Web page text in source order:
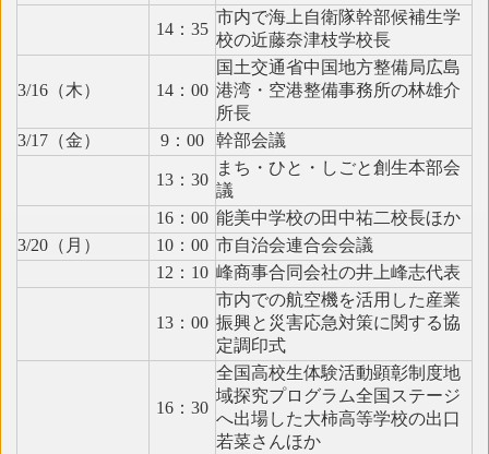
14：35
市内で海上自衛隊幹部候補生学
校の近藤奈津枝学校長
3/16（木） 14：00
国土交通省中国地方整備局広島
港湾・空港整備事務所の林雄介
所長
3/17（金）
9：00 幹部会議
13：30
まち・ひと・しごと創生本部会
議
16：00 能美中学校の田中祐二校長ほか
3/20（月）
10：00 市自治会連合会会議
12：10 峰商事合同会社の井上峰志代表
13：00
市内での航空機を活用した産業
振興と災害応急対策に関する協
定調印式
16：30
全国高校生体験活動顕彰制度地
域探究プログラム全国ステージ
へ出場した大柿高等学校の出口
若菜さんほか